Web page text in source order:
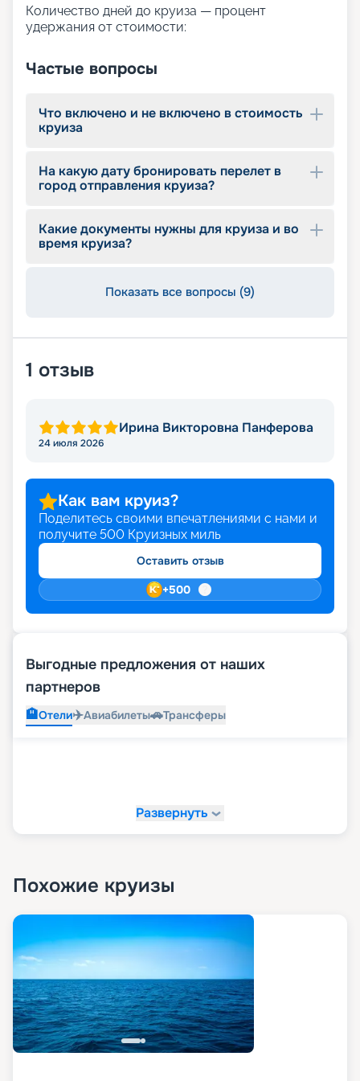
2027 годы и даже помогут подобрать каюту.
Количество дней до круиза — процент
удержания от стоимости:
Частые вопросы
Что включено и не включено в стоимость
круиза
На какую дату бронировать перелет в
город отправления круиза?
Какие документы нужны для круиза и во
время круиза?
Показать все вопросы (9)
1 отзыв
Ирина Викторовна Панферова
24 июля 2026
Как вам круиз?
Поделитесь своими впечатлениями с нами и
получите 500 Круизных миль
Оставить отзыв
+500
Выгодные предложения от наших
партнеров
🏨Отели✈️Авиабилеты🚗Трансферы
Развернуть
Похожие круизы